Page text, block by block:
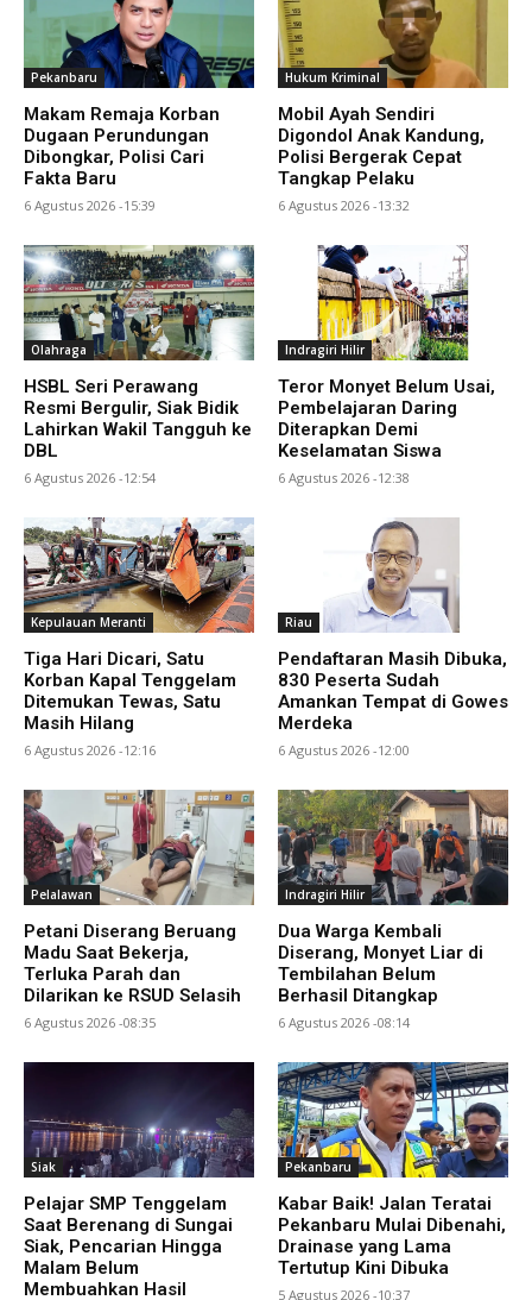
Pekanbaru
Makam Remaja Korban
Dugaan Perundungan
Dibongkar, Polisi Cari
Fakta Baru
6 Agustus 2026 -15:39
Hukum Kriminal
Mobil Ayah Sendiri
Digondol Anak Kandung,
Polisi Bergerak Cepat
Tangkap Pelaku
6 Agustus 2026 -13:32
Olahraga
HSBL Seri Perawang
Resmi Bergulir, Siak Bidik
Lahirkan Wakil Tangguh ke
DBL
6 Agustus 2026 -12:54
Indragiri Hilir
Teror Monyet Belum Usai,
Pembelajaran Daring
Diterapkan Demi
Keselamatan Siswa
6 Agustus 2026 -12:38
Kepulauan Meranti
Tiga Hari Dicari, Satu
Korban Kapal Tenggelam
Ditemukan Tewas, Satu
Masih Hilang
6 Agustus 2026 -12:16
Riau
Pendaftaran Masih Dibuka,
830 Peserta Sudah
Amankan Tempat di Gowes
Merdeka
6 Agustus 2026 -12:00
Pelalawan
Petani Diserang Beruang
Madu Saat Bekerja,
Terluka Parah dan
Dilarikan ke RSUD Selasih
6 Agustus 2026 -08:35
Indragiri Hilir
Dua Warga Kembali
Diserang, Monyet Liar di
Tembilahan Belum
Berhasil Ditangkap
6 Agustus 2026 -08:14
Siak
Pelajar SMP Tenggelam
Saat Berenang di Sungai
Siak, Pencarian Hingga
Malam Belum
Membuahkan Hasil
Pekanbaru
Kabar Baik! Jalan Teratai
Pekanbaru Mulai Dibenahi,
Drainase yang Lama
Tertutup Kini Dibuka
5 Agustus 2026 -10:37